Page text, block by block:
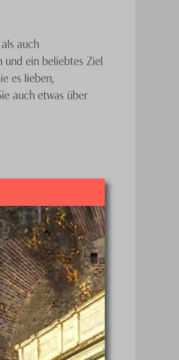
auch
und ein beliebtes Ziel
es lieben,
auch etwas über